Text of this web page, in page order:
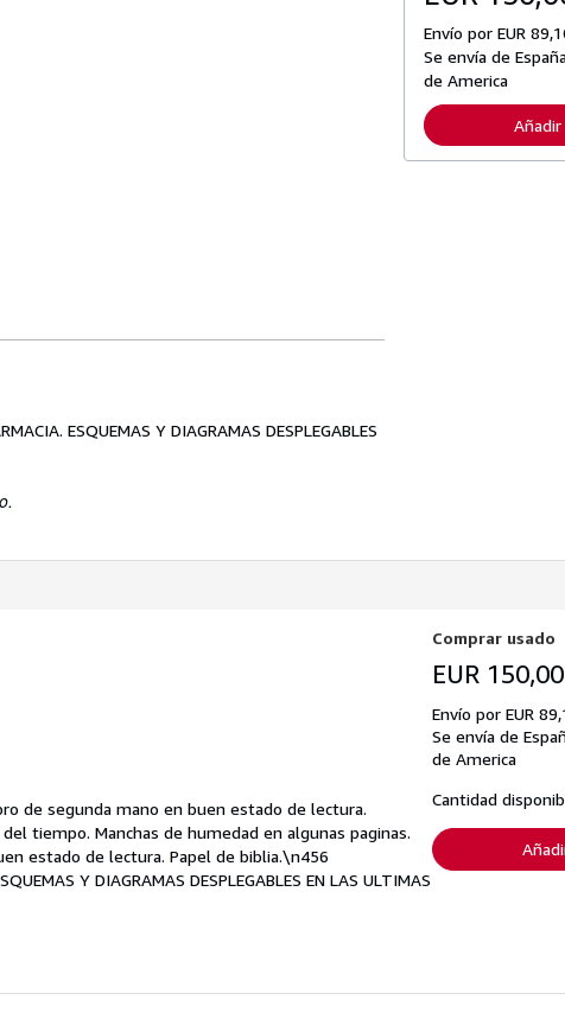
ESQUEMAS Y DIAGRAMAS DESPLEGABLES
Envío por EUR
Se envía de
de America
de segunda mano en buen estado de lectura.
tiempo. Manchas de humedad en algunas paginas.
estado de lectura. Papel de biblia.\n456
Y DIAGRAMAS DESPLEGABLES EN LAS ULTIMAS
Comprar usado
EUR 150,00
Envío por EUR
Se envía de
de America
Cantidad